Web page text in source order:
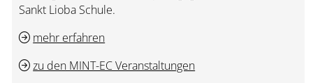
Sankt Lioba Schule.
mehr erfahren
zu den MINT-EC Veranstaltungen